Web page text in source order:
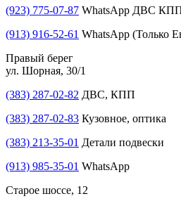
(923) 775-07-87 WhatsApp ДВС
(913) 916-52-61 WhatsApp (Только
Правый берег
ул. Шорная, 30/1
(383) 287-02-82 ДВС, КПП
(383) 287-02-83 Кузовное, оптика
(383) 213-35-01 Детали подвески
(913) 985-35-01 WhatsApp
Старое шоссе, 12